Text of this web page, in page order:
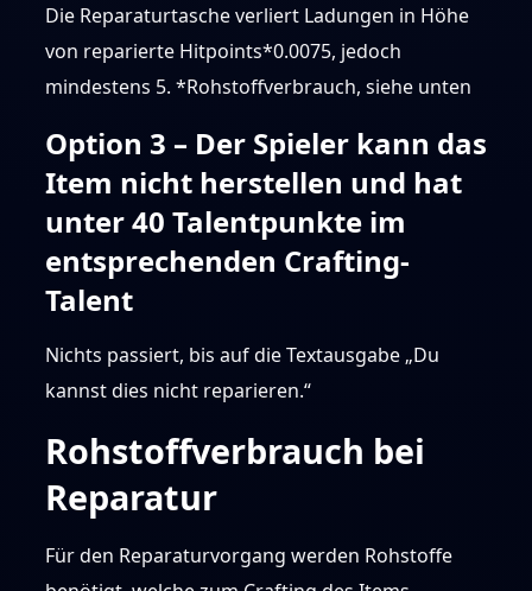
Die Reparaturtasche verliert Ladungen in Höhe
von reparierte Hitpoints*0.0075, jedoch
mindestens 5. *Rohstoffverbrauch, siehe unten
Option 3 – Der Spieler kann das
Item nicht herstellen und hat
unter 40 Talentpunkte im
entsprechenden Crafting-
Talent
Nichts passiert, bis auf die Textausgabe „Du
kannst dies nicht reparieren.“
Rohstoffverbrauch bei
Reparatur
Für den Reparaturvorgang werden Rohstoffe